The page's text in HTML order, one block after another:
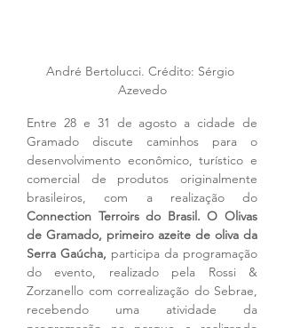
André Bertolucci. Crédito: Sérgio
Azevedo
Entre 28 e 31 de agosto a cidade de
Gramado discute caminhos para o
desenvolvimento econômico, turístico e
comercial de produtos originalmente
Connection Terroirs do Brasil. O Olivas
de Gramado, primeiro azeite de oliva da
Serra Gaúcha, participa da programação
do evento, realizado pela Rossi &
Zorzanello com correalização do Sebrae,
recebendo uma atividade da